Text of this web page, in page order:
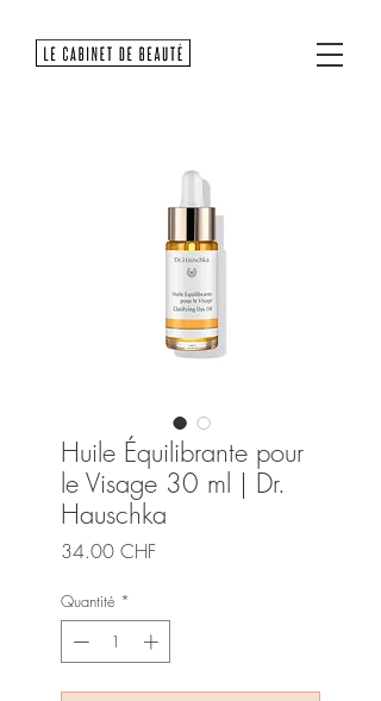
Huile Équilibrante pour
le Visage 30 ml | Dr.
Hauschka
34.00 CHF
Quantité *